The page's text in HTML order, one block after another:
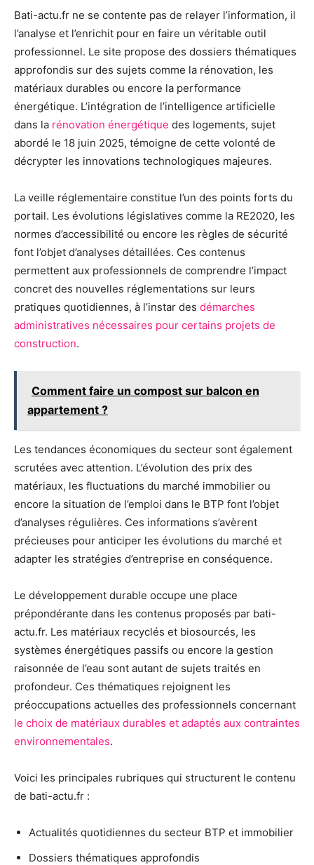
Bati-actu.fr ne se contente pas de relayer l’information, il
l’analyse et l’enrichit pour en faire un véritable outil
professionnel. Le site propose des dossiers thématiques
approfondis sur des sujets comme la rénovation, les
matériaux durables ou encore la performance
énergétique. L’intégration de l’intelligence artificielle
dans la rénovation énergétique des logements, sujet
abordé le 18 juin 2025, témoigne de cette volonté de
décrypter les innovations technologiques majeures.
La veille réglementaire constitue l’un des points forts du
portail. Les évolutions législatives comme la RE2020, les
normes d’accessibilité ou encore les règles de sécurité
font l’objet d’analyses détaillées. Ces contenus
permettent aux professionnels de comprendre l’impact
concret des nouvelles réglementations sur leurs
pratiques quotidiennes, à l’instar des démarches
administratives nécessaires pour certains projets de
construction.
Comment faire un compost sur balcon en
appartement ?
Les tendances économiques du secteur sont également
scrutées avec attention. L’évolution des prix des
matériaux, les fluctuations du marché immobilier ou
encore la situation de l’emploi dans le BTP font l’objet
d’analyses régulières. Ces informations s’avèrent
précieuses pour anticiper les évolutions du marché et
adapter les stratégies d’entreprise en conséquence.
Le développement durable occupe une place
prépondérante dans les contenus proposés par bati-
actu.fr. Les matériaux recyclés et biosourcés, les
systèmes énergétiques passifs ou encore la gestion
raisonnée de l’eau sont autant de sujets traités en
profondeur. Ces thématiques rejoignent les
préoccupations actuelles des professionnels concernant
le choix de matériaux durables et adaptés aux contraintes
environnementales.
Voici les principales rubriques qui structurent le contenu
de bati-actu.fr :
Actualités quotidiennes du secteur BTP et immobilier
Dossiers thématiques approfondis